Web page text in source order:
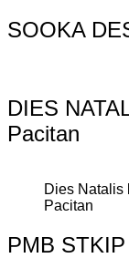
SOOKA
DIES
Pacitan
Dies Natalis
Pacitan
PMB